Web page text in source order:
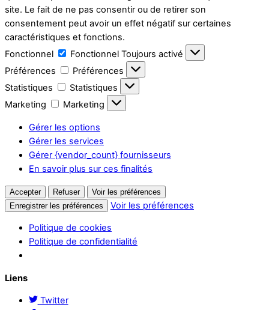
site. Le fait de ne pas consentir ou de retirer son
consentement peut avoir un effet négatif sur certaines
caractéristiques et fonctions.
Fonctionnel
Fonctionnel Toujours activé
Préférences
Préférences
Statistiques
Statistiques
Marketing
Marketing
Gérer les options
Gérer les services
Gérer {vendor_count} fournisseurs
En savoir plus sur ces finalités
Accepter Refuser
Voir les préférences
Enregistrer les préférences
Voir les préférences
Politique de cookies
Politique de confidentialité
Liens
Twitter